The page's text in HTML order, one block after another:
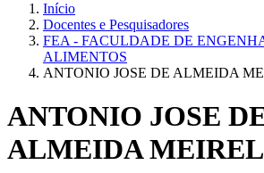
Início
Docentes e Pesquisadores
FEA - FACULDADE DE
ALIMENTOS
ANTONIO JOSE DE ALMEIDA
ANTONIO JOSE
ALMEIDA